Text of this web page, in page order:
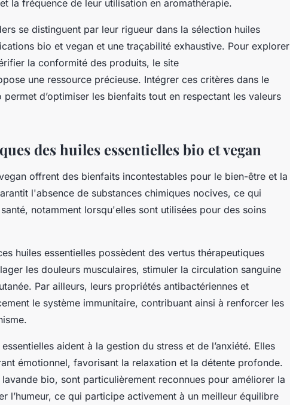
la fréquence de leur utilisation en aromathérapie.
se distinguent par leur rigueur dans la sélection huiles
bio et vegan et une traçabilité exhaustive. Pour explorer
la conformité des produits, le site
une ressource précieuse. Intégrer ces critères dans le
permet d’optimiser les bienfaits tout en respectant les valeurs
des huiles essentielles bio et vegan
offrent des bienfaits incontestables pour le bien-être et la
l'absence de substances chimiques nocives, ce qui
notamment lorsqu'elles sont utilisées pour des soins
huiles essentielles possèdent des vertus thérapeutiques
les douleurs musculaires, stimuler la circulation sanguine
Par ailleurs, leurs propriétés antibactériennes et
le système immunitaire, contribuant ainsi à renforcer les
aident à la gestion du stress et de l’anxiété. Elles
émotionnel, favorisant la relaxation et la détente profonde.
bio, sont particulièrement reconnues pour améliorer la
l’humeur, ce qui participe activement à un meilleur équilibre